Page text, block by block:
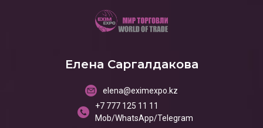
Елена Саргалдакова
elena@eximexpo.kz
+7 777 125 11 11
Mob/WhatsApp/Telegram